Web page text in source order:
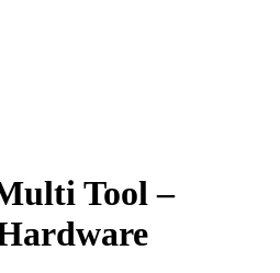
Tool –